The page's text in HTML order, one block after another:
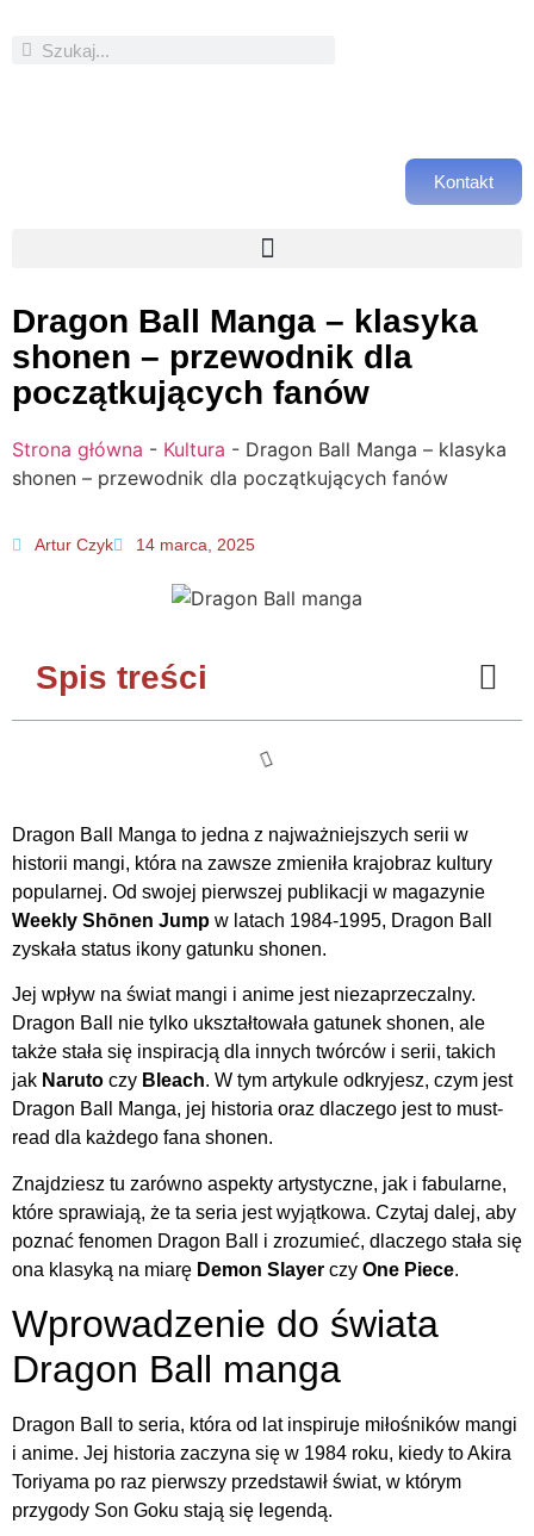
Kontakt
Dragon Ball Manga – klasyka
shonen – przewodnik dla
początkujących fanów
Strona główna - Kultura - Dragon Ball Manga – klasyka
shonen – przewodnik dla początkujących fanów
Artur Czyk 14 marca, 2025
Spis treści
Dragon Ball Manga to jedna z najważniejszych serii w
historii mangi, która na zawsze zmieniła krajobraz kultury
popularnej. Od swojej pierwszej publikacji w magazynie
Weekly Shōnen Jump w latach 1984-1995, Dragon Ball
zyskała status ikony gatunku shonen.
Jej wpływ na świat mangi i anime jest niezaprzeczalny.
Dragon Ball nie tylko ukształtowała gatunek shonen, ale
także stała się inspiracją dla innych twórców i serii, takich
jak Naruto czy Bleach. W tym artykule odkryjesz, czym jest
Dragon Ball Manga, jej historia oraz dlaczego jest to must-
read dla każdego fana shonen.
Znajdziesz tu zarówno aspekty artystyczne, jak i fabularne,
które sprawiają, że ta seria jest wyjątkowa. Czytaj dalej, aby
poznać fenomen Dragon Ball i zrozumieć, dlaczego stała się
ona klasyką na miarę Demon Slayer czy One Piece.
Wprowadzenie do świata
Dragon Ball manga
Dragon Ball to seria, która od lat inspiruje miłośników mangi
i anime. Jej historia zaczyna się w 1984 roku, kiedy to Akira
Toriyama po raz pierwszy przedstawił świat, w którym
przygody Son Goku stają się legendą.